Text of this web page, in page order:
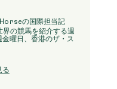
の国際担当記
の競馬を紹介する週
曜日、香港のザ・ス
る